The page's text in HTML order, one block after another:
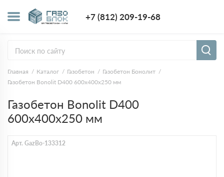
+7 (812) 209-19-68
Главная Каталог Газобетон
Газобетон Бонолит
Газобетон Bonolit D400 600x400x250 мм
Газобетон Bonolit D400
600x400x250 мм
Арт. GazBo-133312